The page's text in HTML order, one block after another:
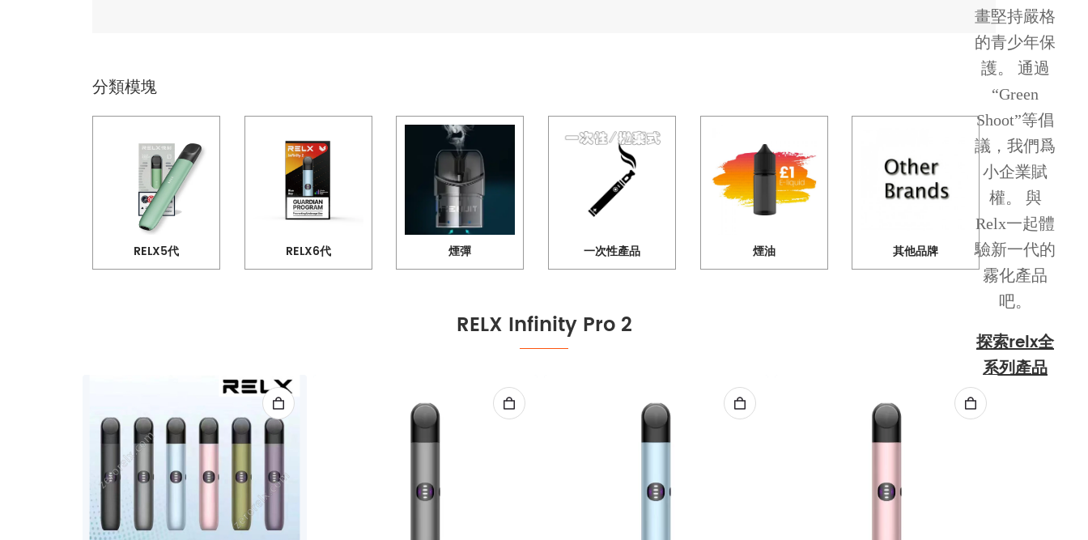
畫堅持嚴格
的青少年保
護。 通過
“Green
Shoot”等倡
議，我們爲
小企業賦
權。 與
Relx一起體
驗新一代的
霧化產品
吧。
探索relx全
系列產品
分類模塊
RELX5代 RELX6代 煙彈 一次性產品 煙油 其他品牌
RELX Infinity Pro 2